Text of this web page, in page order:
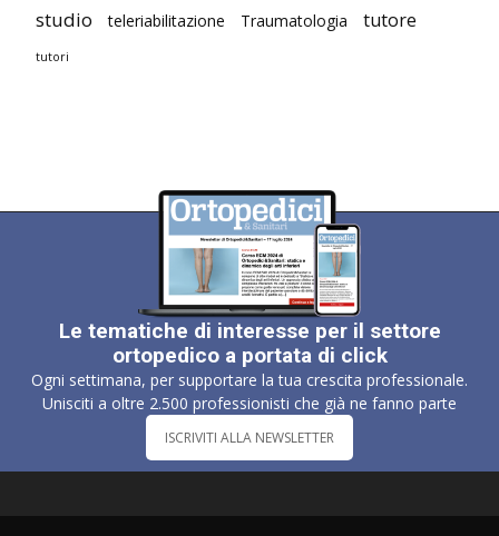
studio teleriabilitazione Traumatologia tutore
tutori
Le tematiche di interesse per il settore
ortopedico a portata di click
Ogni settimana, per supportare la tua crescita professionale.
Unisciti a oltre 2.500 professionisti che già ne fanno parte
ISCRIVITI ALLA NEWSLETTER